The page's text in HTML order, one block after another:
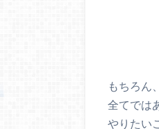
もちろん
全てでは
やりたい